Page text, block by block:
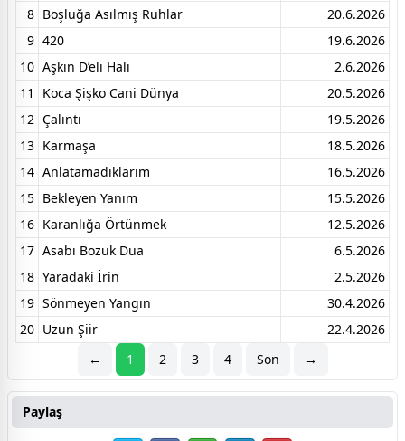
8 Boşluğa Asılmış Ruhlar
20.6.2026
9 420
19.6.2026
10 Aşkın D’eli Hali
2.6.2026
11
Koca Şişko Cani Dünya
20.5.2026
12 Çalıntı
19.5.2026
13 Karmaşa
18.5.2026
14 Anlatamadıklarım
16.5.2026
15 Bekleyen Yanım
15.5.2026
16 Karanlığa Örtünmek
12.5.2026
17 Asabı Bozuk Dua
6.5.2026
18 Yaradaki İrin
2.5.2026
19 Sönmeyen Yangın
30.4.2026
20 Uzun Şiir
22.4.2026
←
1 2 3 4 Son →
Paylaş